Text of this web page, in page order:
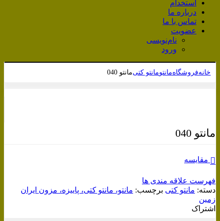
استخدام
درباره ما
تماس با ما
عضویت
نام‌نویسی
ورود
خانهفروشگاهمانتومانتو کتیمانتو 040
مانتو 040
مقایسه
فهرست علاقه مندی ها
دسته: مانتو کتی برچسب: مانتو، مانتو کتی، پاییزه، مزون ایران
زمین
اشتراک